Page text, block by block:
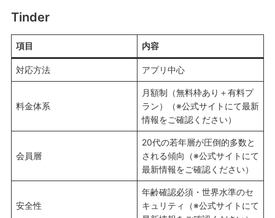
Tinder
項目 内容
対応方法 アプリ中心
料金体系
月額制（無料枠あり＋有料プ
ラン）（※公式サイトにて最新
情報をご確認ください）
会員層
20代の若年層が圧倒的多数と
される傾向（※公式サイトにて
最新情報をご確認ください）
安全性
年齢確認必須・世界水準のセ
キュリティ（※公式サイトにて